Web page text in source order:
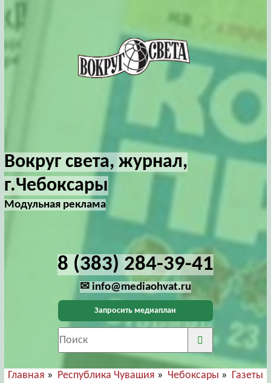
Вокруг света, журнал,
г.Чебоксары
Модульная реклама
8 (383) 284-39-41
✉ info@mediaohvat.ru
Запросить медиаплан
Главная » Республика Чувашия » Чебоксары » Газеты